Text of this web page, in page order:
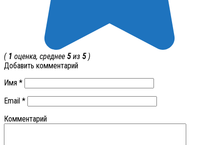
( 1 оценка, среднее 5из 5)
Добавить комментарий
Имя *
Email *
Комментарий